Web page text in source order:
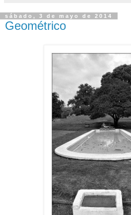
sábado, 3 de mayo de 2014
Geométrico